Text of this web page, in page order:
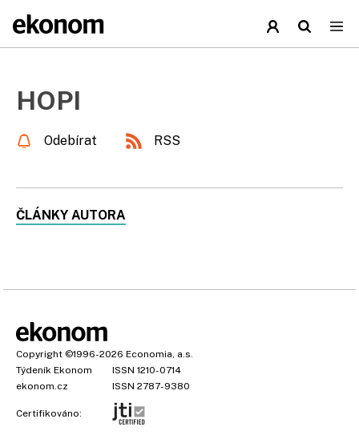
HOPI
Odebírat RSS
ČLÁNKY AUTORA
Copyright ©1996-2026 Economia, a.s.
Týdeník Ekonom
ISSN 1210-0714
ekonom.cz
ISSN 2787-9380
Certifikováno: